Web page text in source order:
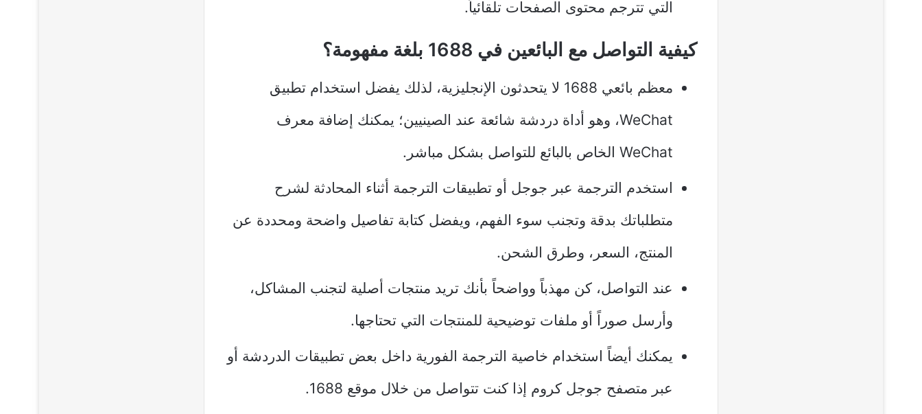
التي تترجم محتوى الصفحات تلقائياً.
كيفية التواصل مع البائعين في 1688 بلغة مفهومة؟
معظم بائعي 1688 لا يتحدثون الإنجليزية، لذلك يفضل استخدام تطبيق
WeChat، وهو أداة دردشة شائعة عند الصينيين؛ يمكنك إضافة معرف
WeChat الخاص بالبائع للتواصل بشكل مباشر.
استخدم الترجمة عبر جوجل أو تطبيقات الترجمة أثناء المحادثة لشرح
متطلباتك بدقة وتجنب سوء الفهم، ويفضل كتابة تفاصيل واضحة ومحددة عن
المنتج، السعر، وطرق الشحن.
عند التواصل، كن مهذباً وواضحاً بأنك تريد منتجات أصلية لتجنب المشاكل،
وأرسل صوراً أو ملفات توضيحية للمنتجات التي تحتاجها.
يمكنك أيضاً استخدام خاصية الترجمة الفورية داخل بعض تطبيقات الدردشة أو
عبر متصفح جوجل كروم إذا كنت تتواصل من خلال موقع 1688.